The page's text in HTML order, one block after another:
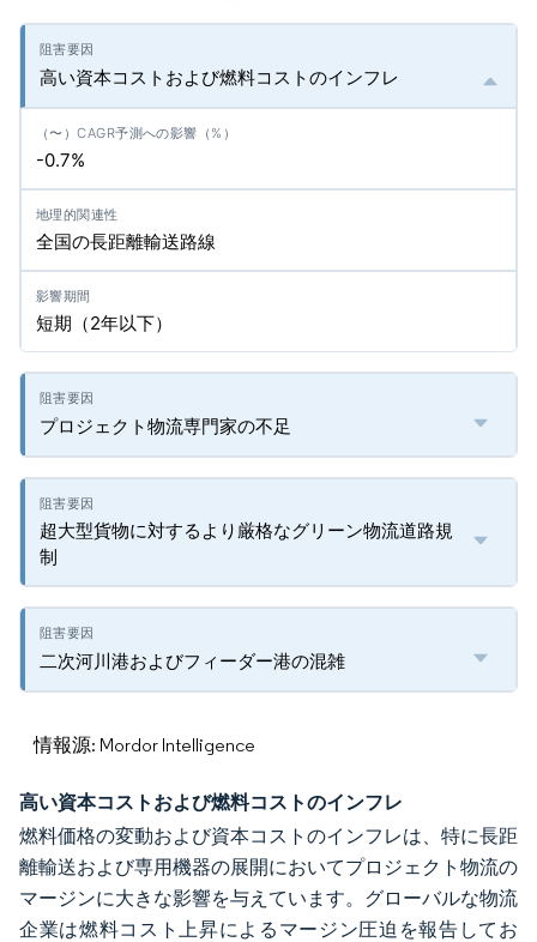
高い資本コストおよび燃料コストのインフレ
-0.7%
全国の長距離輸送路線
短期（2年以下）
プロジェクト物流専門家の不足
超大型貨物に対するより厳格なグリーン物流道路規
制
二次河川港およびフィーダー港の混雑
情報源: Mordor Intelligence
高い資本コストおよび燃料コストのインフレ
燃料価格の変動および資本コストのインフレは、特に長距
離輸送および専用機器の展開においてプロジェクト物流の
マージンに大きな影響を与えています。グローバルな物流
企業は燃料コスト上昇によるマージン圧迫を報告してお